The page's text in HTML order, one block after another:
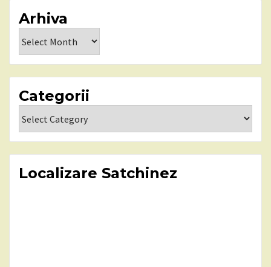
Arhiva
Categorii
Localizare Satchinez